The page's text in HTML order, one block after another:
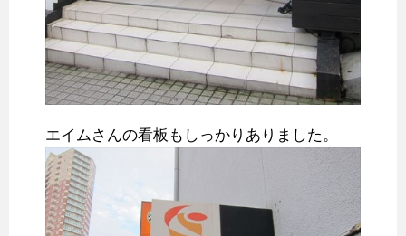
エイムさんの看板もしっかりありました。